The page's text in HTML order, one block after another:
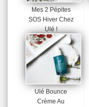
Mes 2 Pépites
SOS Hiver Chez
Ulé !
Ulé Bounce
Crème Au